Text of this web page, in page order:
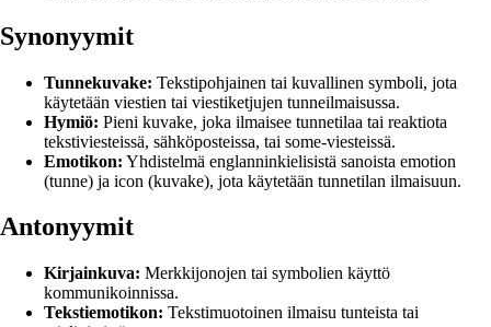
Synonyymit
Tunnekuvake: Tekstipohjainen tai kuvallinen symboli, jota
käytetään viestien tai viestiketjujen tunneilmaisussa.
Hymiö: Pieni kuvake, joka ilmaisee tunnetilaa tai reaktiota
tekstiviesteissä, sähköposteissa, tai some-viesteissä.
Emotikon: Yhdistelmä englanninkielisistä sanoista emotion
(tunne) ja icon (kuvake), jota käytetään tunnetilan ilmaisuun.
Antonyymit
Kirjainkuva: Merkkijonojen tai symbolien käyttö
kommunikoinnissa.
Tekstiemotikon: Tekstimuotoinen ilmaisu tunteista tai